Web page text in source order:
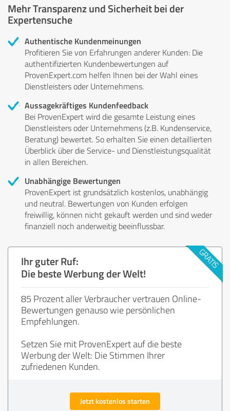
Mehr Transparenz und Sicherheit bei der
Expertensuche
Authentische Kundenmeinungen
Profitieren Sie von Erfahrungen anderer Kunden: Die
authentifizierten Kundenbewertungen auf
ProvenExpert.com helfen Ihnen bei der Wahl eines
Dienstleisters oder Unternehmens.
Aussagekräftiges Kundenfeedback
Bei ProvenExpert wird die gesamte Leistung eines
Dienstleisters oder Unternehmens (z.B. Kundenservice,
Beratung) bewertet. So erhalten Sie einen detaillierten
Überblick über die Service- und Dienstleistungsqualität
in allen Bereichen.
Unabhängige Bewertungen
ProvenExpert ist grundsätzlich kostenlos, unabhängig
und neutral. Bewertungen von Kunden erfolgen
freiwillig, können nicht gekauft werden und sind weder
finanziell noch anderweitig beeinflussbar.
Ihr guter Ruf:
Die beste Werbung der Welt!
85 Prozent aller Verbraucher vertrauen Online-
Bewertungen genauso wie persönlichen
Empfehlungen.
Setzen Sie mit ProvenExpert auf die beste
Werbung der Welt: Die Stimmen Ihrer
zufriedenen Kunden.
Jetzt kostenlos starten